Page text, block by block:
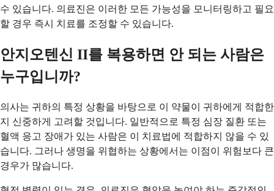
수 있습니다. 의료진은 이러한 모든 가능성을 모니터링하고 필요
할 경우 즉시 치료를 조정할 수 있습니다.
안지오텐신 II를 복용하면 안 되는 사람은
누구입니까?
의사는 귀하의 특정 상황을 바탕으로 이 약물이 귀하에게 적합한
지 신중하게 고려할 것입니다. 일반적으로 특정 심장 질환 또는
혈액 응고 장애가 있는 사람은 이 치료법에 적합하지 않을 수 있
습니다. 그러나 생명을 위협하는 상황에서는 이점이 위험보다 큰
경우가 많습니다.